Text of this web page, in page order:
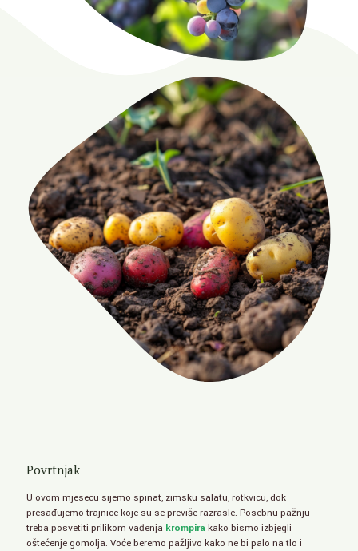
Povrtnjak
U ovom mjesecu sijemo spinat, zimsku salatu, rotkvicu, dok
presađujemo trajnice koje su se previše razrasle. Posebnu pažnju
treba posvetiti prilikom vađenja krompirakako bismo izbjegli
oštećenje gomolja. Voće beremo pažljivo kako ne bi palo na tlo i